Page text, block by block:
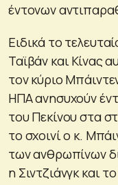
έντονων
Ειδικά το
Ταϊβάν και Κίνας
τον κύριο
ΗΠΑ ανησυχούν
του Πεκίνου στα
το σχοινί ο κ.
των ανθρωπίνων
η Σιντζιάνγκ και